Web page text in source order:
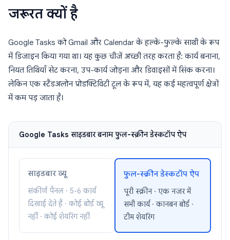
जरूरत क्यों है
Google Tasks को Gmail और Calendar के हल्के-फुल्के साथी के रूप
में डिजाइन किया गया था। यह कुछ चीजें अच्छी तरह करता है: कार्य बनाना,
नियत तिथियाँ सेट करना, उप-कार्य जोड़ना और डिवाइसों में सिंक करना।
लेकिन एक स्टैंडअलोन प्रोडक्टिविटी टूल के रूप में, यह कई महत्वपूर्ण क्षेत्रों
में कम पड़ जाता है।
Google Tasks साइडबार बनाम फुल-स्क्रीन डेस्कटॉप ऐप
साइडबार व्यू
संकीर्ण पैनल · 5-6 कार्य
दिखाई देते हैं · कोई बोर्ड व्यू
नहीं · कोई शेयरिंग नहीं
फुल-स्क्रीन डेस्कटॉप ऐप
पूरी स्क्रीन · एक नजर में
सभी कार्य · कानबन बोर्ड ·
टीम शेयरिंग